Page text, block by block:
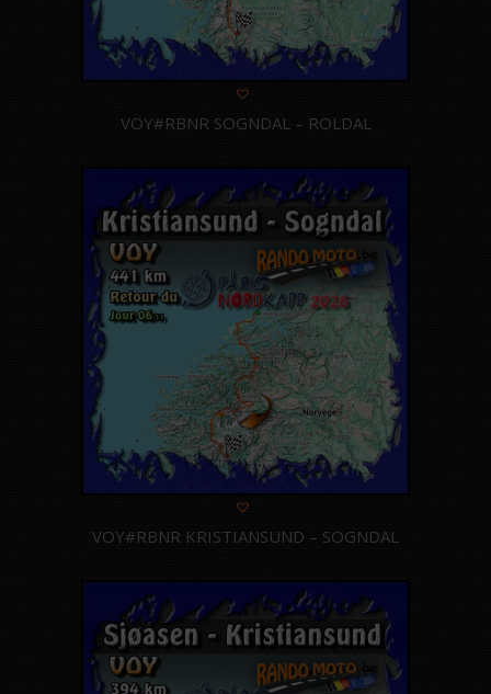
VOY#RBNR SOGNDAL – ROLDAL
VOY#RBNR KRISTIANSUND – SOGNDAL